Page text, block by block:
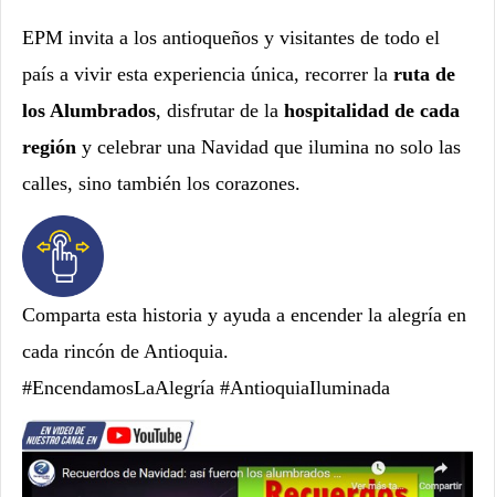
EPM invita a los antioqueños y visitantes de todo el
país a vivir esta experiencia única, recorrer la ruta de
los Alumbrados, disfrutar de la hospitalidad de cada
región y celebrar una Navidad que ilumina no solo las
calles, sino también los corazones.
Comparta esta historia y ayuda a encender la alegría en
cada rincón de Antioquia.
#EncendamosLaAlegría #AntioquiaIluminada